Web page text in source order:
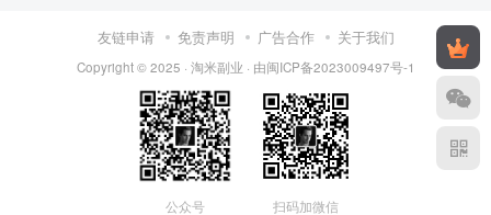
友链申请 免责声明 广告合作 关于我们
Copyright © 2025 · 淘米副业 · 由闽ICP备2023009497号-1
公众号 扫码加微信